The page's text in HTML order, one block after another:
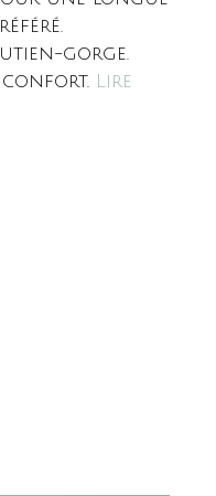
gorge.
confort. Lire